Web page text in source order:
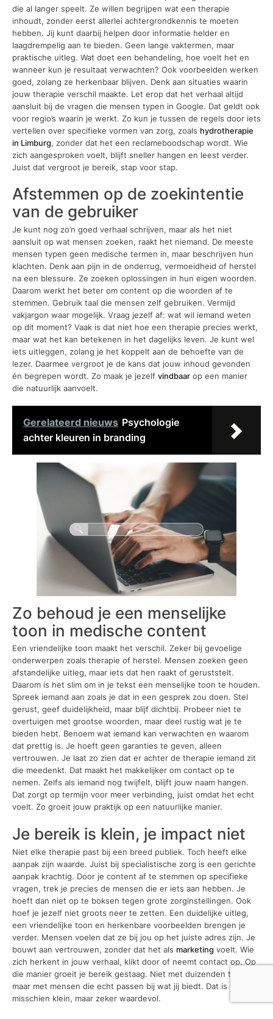
die al langer speelt. Ze willen begrijpen wat een therapie
inhoudt, zonder eerst allerlei achtergrondkennis te moeten
hebben. Jij kunt daarbij helpen door informatie helder en
laagdrempelig aan te bieden. Geen lange vaktermen, maar
praktische uitleg. Wat doet een behandeling, hoe voelt het en
wanneer kun je resultaat verwachten? Ook voorbeelden werken
goed, zolang ze herkenbaar blijven. Denk aan situaties waarin
jouw therapie verschil maakte. Let erop dat het verhaal altijd
aansluit bij de vragen die mensen typen in Google. Dat geldt ook
voor regio’s waarin je werkt. Zo kun je tussen de regels door iets
vertellen over specifieke vormen van zorg, zoals hydrotherapie
in Limburg, zonder dat het een reclameboodschap wordt. Wie
zich aangesproken voelt, blijft sneller hangen en leest verder.
Juist dat vergroot je bereik, stap voor stap.
Afstemmen op de zoekintentie
van de gebruiker
Je kunt nog zo’n goed verhaal schrijven, maar als het niet
aansluit op wat mensen zoeken, raakt het niemand. De meeste
mensen typen geen medische termen in, maar beschrijven hun
klachten. Denk aan pijn in de onderrug, vermoeidheid of herstel
na een blessure. Ze zoeken oplossingen in hun eigen woorden.
Daarom werkt het beter om content op die woorden af te
stemmen. Gebruik taal die mensen zelf gebruiken. Vermijd
vakjargon waar mogelijk. Vraag jezelf af: wat wil iemand weten
op dit moment? Vaak is dat niet hoe een therapie precies werkt,
maar wat het kan betekenen in het dagelijks leven. Je kunt wel
iets uitleggen, zolang je het koppelt aan de behoefte van de
lezer. Daarmee vergroot je de kans dat jouw inhoud gevonden
én begrepen wordt. Zo maak je jezelf vindbaar op een manier
die natuurlijk aanvoelt.
Gerelateerd nieuws Psychologie
achter kleuren in branding
Zo behoud je een menselijke
toon in medische content
Een vriendelijke toon maakt het verschil. Zeker bij gevoelige
onderwerpen zoals therapie of herstel. Mensen zoeken geen
afstandelijke uitleg, maar iets dat hen raakt of geruststelt.
Daarom is het slim om in je tekst een menselijke toon te houden.
Spreek iemand aan zoals je dat in een gesprek zou doen. Stel
gerust, geef duidelijkheid, maar blijf dichtbij. Probeer niet te
overtuigen met grootse woorden, maar deel rustig wat je te
bieden hebt. Benoem wat iemand kan verwachten en waarom
dat prettig is. Je hoeft geen garanties te geven, alleen
vertrouwen. Je laat zo zien dat er achter de therapie iemand zit
die meedenkt. Dat maakt het makkelijker om contact op te
nemen. Zelfs als iemand nog twijfelt, blijft jouw naam hangen.
Dat zorgt op termijn voor meer verbinding, juist omdat het echt
voelt. Zo groeit jouw praktijk op een natuurlijke manier.
Je bereik is klein, je impact niet
Niet elke therapie past bij een breed publiek. Toch heeft elke
aanpak zijn waarde. Juist bij specialistische zorg is een gerichte
aanpak krachtig. Door je content af te stemmen op specifieke
vragen, trek je precies de mensen die er iets aan hebben. Je
hoeft dan niet op te boksen tegen grote zorginstellingen. Ook
hoef je jezelf niet groots neer te zetten. Een duidelijke uitleg,
een vriendelijke toon en herkenbare voorbeelden brengen je
verder. Mensen voelen dat ze bij jou op het juiste adres zijn. Je
bouwt aan vertrouwen, zonder dat het als marketing voelt. Wie
zich herkent in jouw verhaal, klikt door of neemt contact op. Op
die manier groeit je bereik gestaag. Niet met duizenden tegelijk,
maar met mensen die echt passen bij wat jij biedt. Dat is
misschien klein, maar zeker waardevol.